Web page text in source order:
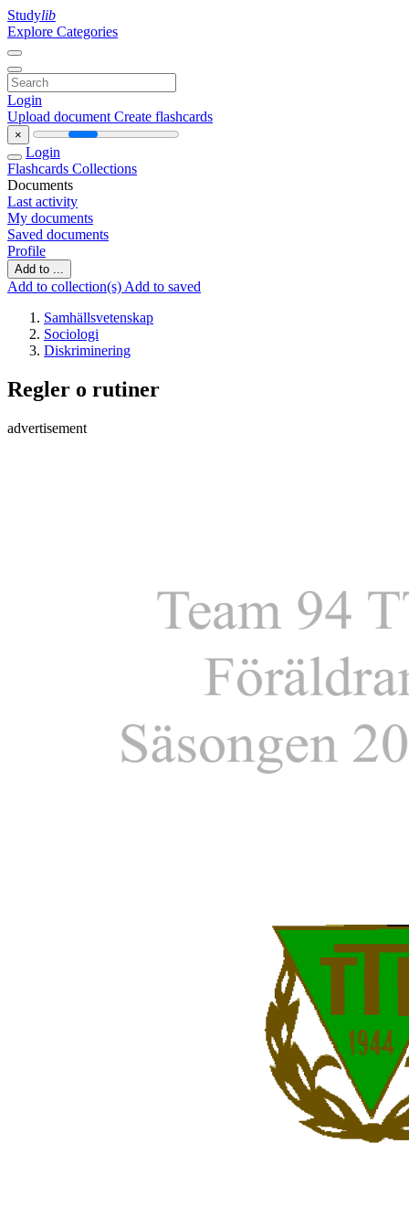
Studylib
Explore Categories
Login
Upload document Create flashcards
×
Login
Flashcards Collections
Documents
Last activity
My documents
Saved documents
Profile
Add to ...
Add to collection(s) Add to saved
Samhällsvetenskap
Sociologi
Diskriminering
Regler o rutiner
advertisement